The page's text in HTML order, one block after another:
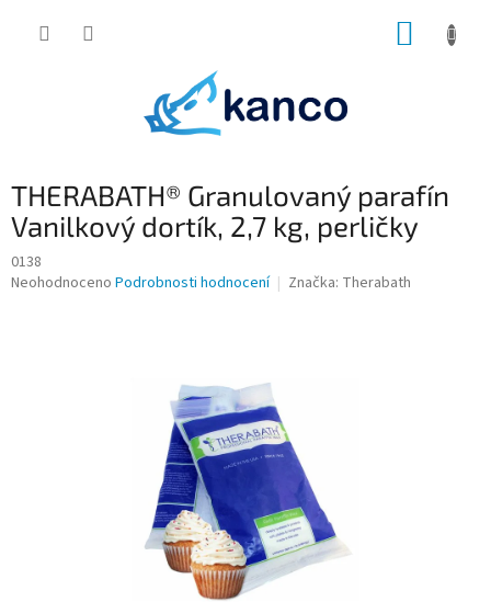
THERABATH® Granulovaný parafín
Vanilkový dortík, 2,7 kg, perličky
0138
Průměrné
Neohodnoceno Podrobnosti hodnocení Značka: Therabath